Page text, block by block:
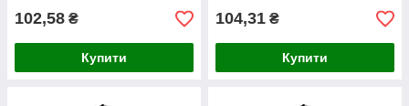
102,58 ₴
Купити
104,31 ₴
Купити